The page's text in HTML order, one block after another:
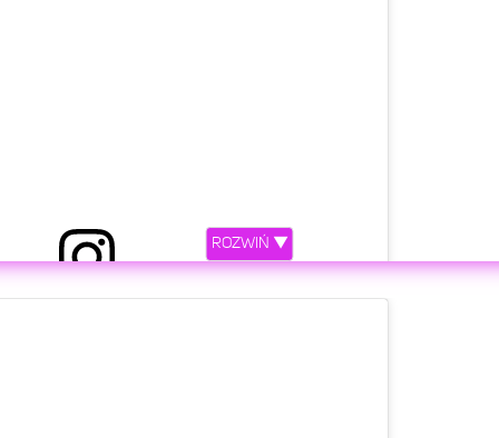
Perrie Edwards 🖤 (@perrieedwards)
ROZWIŃ ▼